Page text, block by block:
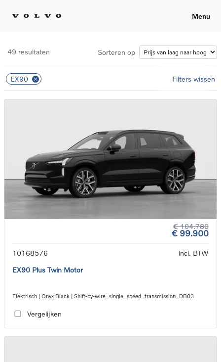
Menu
49 resultaten Sorteren op
EX90 Filters wissen
€ 104.780
€ 99.900
10168576
incl. BTW
EX90 Plus Twin Motor
Elektrisch | Onyx Black | Shift-by-wire_single_speed_transmission_DB03
Vergelijken